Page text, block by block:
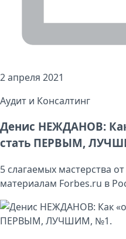
2 апреля 2021
Аудит и Консалтинг
Денис НЕЖДАНОВ:
стать ПЕРВЫМ,
5 слагаемых мастерства
материалам Forbes.ru в